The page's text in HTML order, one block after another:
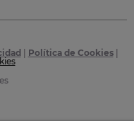
Política de Cookies|